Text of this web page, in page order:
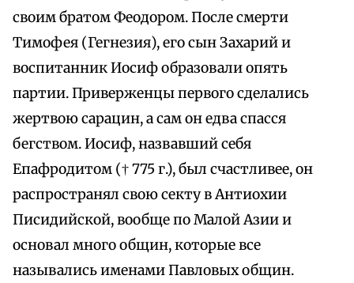
своим братом Феодором. После смерти
Тимофея (Гегнезия), его сын Захарий и
воспитанник Иосиф образовали опять
партии. Приверженцы первого сделались
жертвою сарацин, а сам он едва спасся
бегством. Иосиф, назвавший себя
Епафродитом († 775 г.), был счастливее, он
распространял свою секту в Антиохии
Писидийской, вообще по Малой Азии и
основал много общин, которые все
назывались именами Павловых общин.